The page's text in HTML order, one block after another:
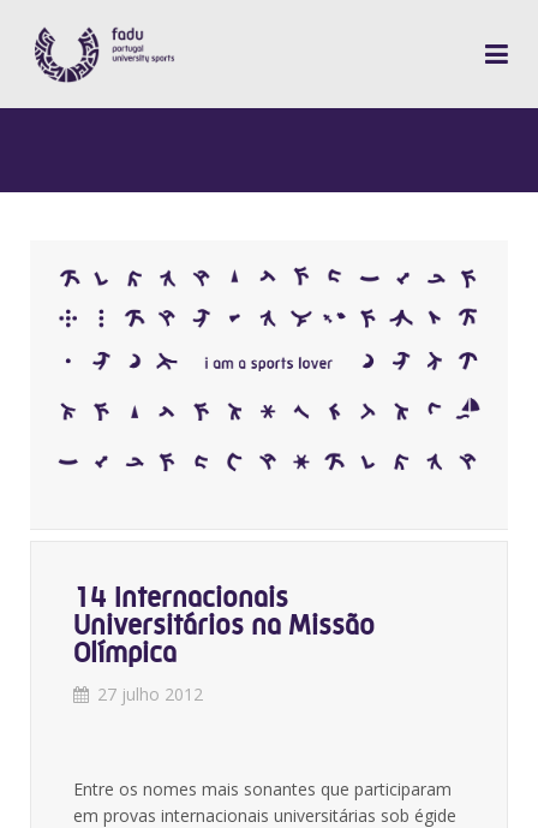
14 Internacionais
Universitários na Missão
Olímpica
27 julho 2012
Entre os nomes mais sonantes que participaram
em provas internacionais universitárias sob égide